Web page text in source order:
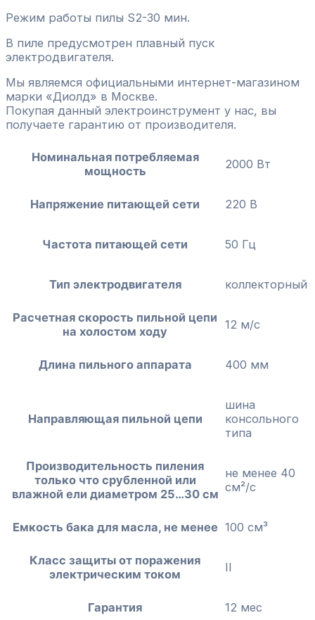
Режим работы пилы S2-30 мин.
В пиле предусмотрен плавный пуск
электродвигателя.
Мы являемся официальными интернет-магазином
марки «Диолд» в Москве.
Покупая данный электроинструмент у нас, вы
получаете гарантию от производителя.
Номинальная потребляемая
мощность
2000 Вт
Напряжение питающей сети 220 В
Частота питающей сети 50 Гц
Тип электродвигателя коллекторный
Расчетная скорость пильной цепи
на холостом ходу
12 м/с
Длина пильного аппарата 400 мм
Направляющая пильной цепи
шина
консольного
типа
Производительность пиления
только что срубленной или
влажной ели диаметром 25…30 см
не менее 40
см²/с
Емкость бака для масла, не менее 100 см³
Класс защиты от поражения
электрическим током
II
Гарантия 12 мес